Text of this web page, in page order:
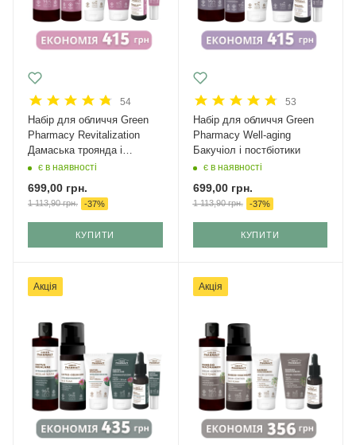
54
Набір для обличчя Green
Рharmacy Revitalization
Дамаська троянда і
кераміди
є в наявності
699,00 грн.
1 113,90грн. -37%
КУПИТИ
53
Набір для обличчя Green
Рharmacy Well-aging
Бакучіол і постбіотики
є в наявності
699,00грн.
1 113,90грн. -37%
КУПИТИ
Акція Акція